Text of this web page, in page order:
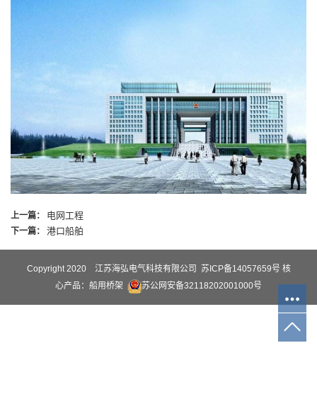
上一篇： 电网工程
下一篇： 港口船舶
Copyright 2020 江苏海弘电气科技有限公司 苏ICP备14057659号 核
心产品： 船用桥架 苏公网安备32118202001000号